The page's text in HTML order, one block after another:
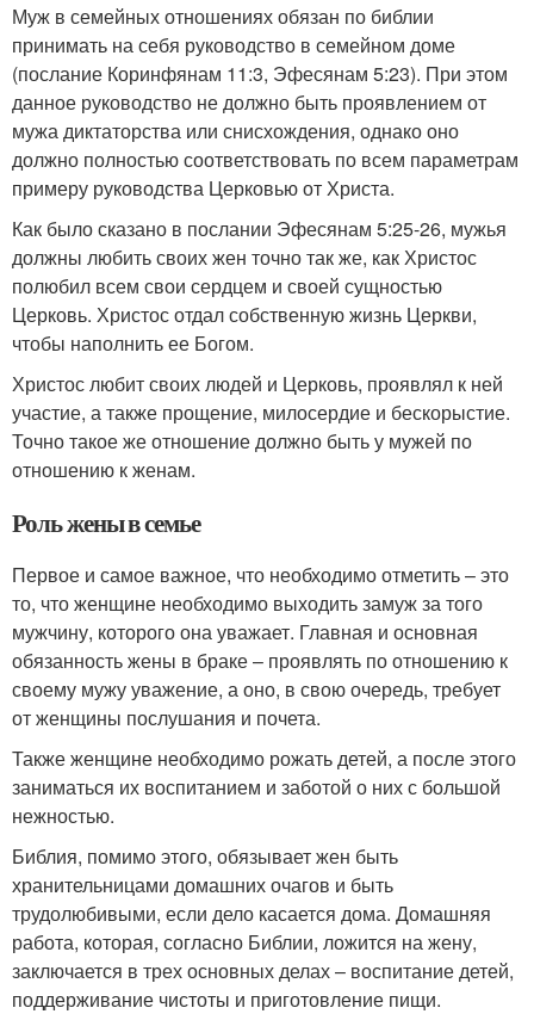
Муж в семейных отношениях обязан по библии
принимать на себя руководство в семейном доме
(послание Коринфянам 11:3, Эфесянам 5:23). При этом
данное руководство не должно быть проявлением от
мужа диктаторства или снисхождения, однако оно
должно полностью соответствовать по всем параметрам
примеру руководства Церковью от Христа.
Как было сказано в послании Эфесянам 5:25-26, мужья
должны любить своих жен точно так же, как Христос
полюбил всем свои сердцем и своей сущностью
Церковь. Христос отдал собственную жизнь Церкви,
чтобы наполнить ее Богом.
Христос любит своих людей и Церковь, проявлял к ней
участие, а также прощение, милосердие и бескорыстие.
Точно такое же отношение должно быть у мужей по
отношению к женам.
Роль жены в семье
Первое и самое важное, что необходимо отметить – это
то, что женщине необходимо выходить замуж за того
мужчину, которого она уважает. Главная и основная
обязанность жены в браке – проявлять по отношению к
своему мужу уважение, а оно, в свою очередь, требует
от женщины послушания и почета.
Также женщине необходимо рожать детей, а после этого
заниматься их воспитанием и заботой о них с большой
нежностью.
Библия, помимо этого, обязывает жен быть
хранительницами домашних очагов и быть
трудолюбивыми, если дело касается дома. Домашняя
работа, которая, согласно Библии, ложится на жену,
заключается в трех основных делах – воспитание детей,
поддерживание чистоты и приготовление пищи.